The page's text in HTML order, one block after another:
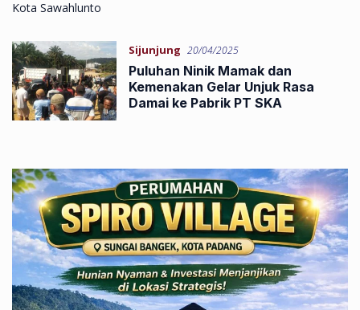
Sijunjung 20/04/2025
Puluhan Ninik Mamak dan
Kemenakan Gelar Unjuk Rasa
Damai ke Pabrik PT SKA